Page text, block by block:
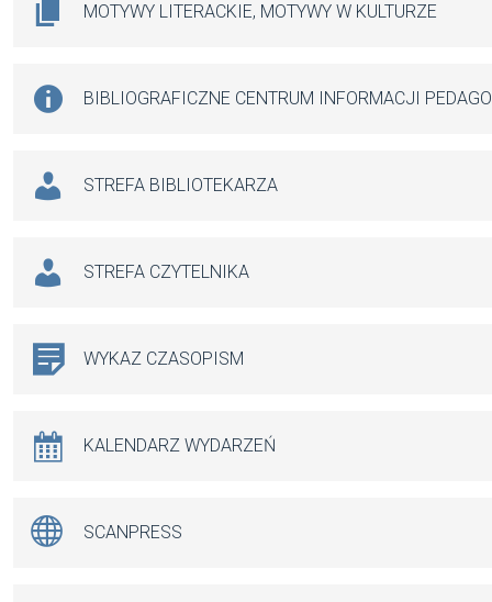
MOTYWY LITERACKIE, MOTYWY W KULTURZE
BIBLIOGRAFICZNE CENTRUM INFORMACJI
STREFA BIBLIOTEKARZA
STREFA CZYTELNIKA
WYKAZ CZASOPISM
KALENDARZ WYDARZEŃ
SCANPRESS